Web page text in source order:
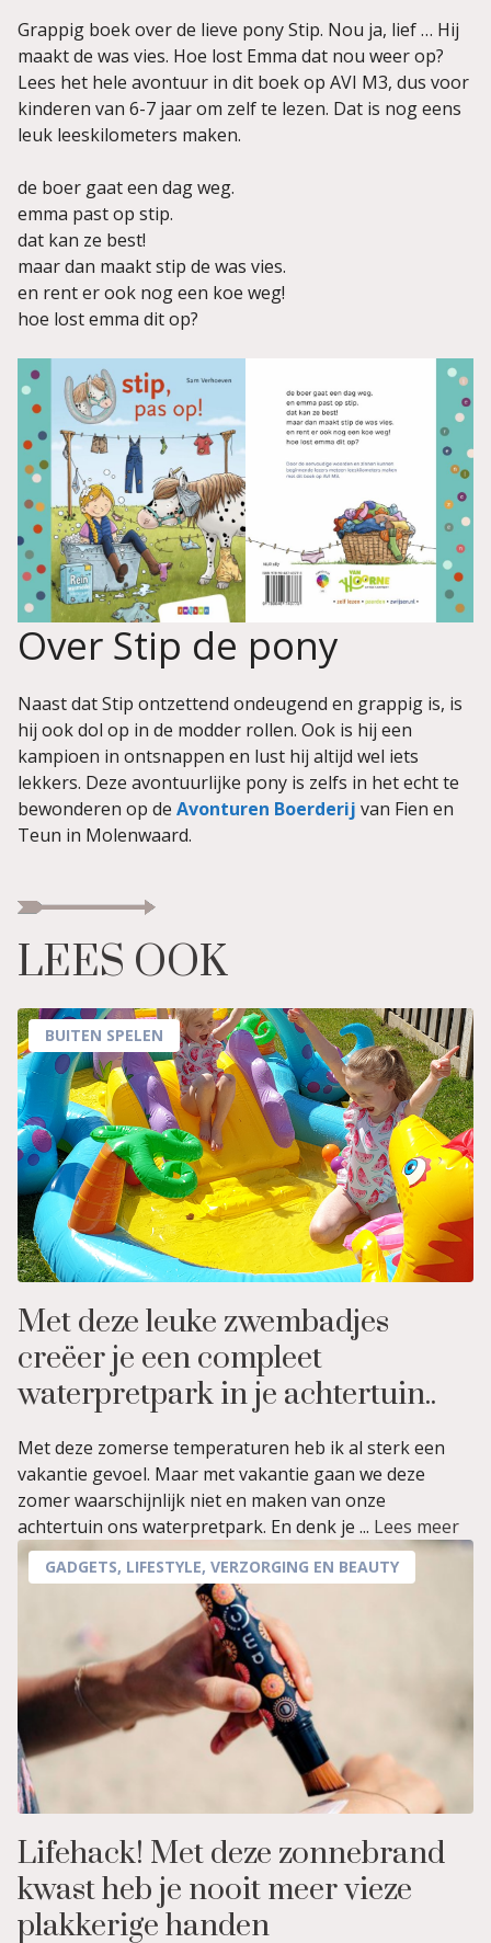
Grappig boek over de lieve pony Stip. Nou ja, lief … Hij
maakt de was vies. Hoe lost Emma dat nou weer op?
Lees het hele avontuur in dit boek op AVI M3, dus voor
kinderen van 6-7 jaar om zelf te lezen. Dat is nog eens
leuk leeskilometers maken.
de boer gaat een dag weg.
emma past op stip.
dat kan ze best!
maar dan maakt stip de was vies.
en rent er ook nog een koe weg!
hoe lost emma dit op?
Over Stip de pony
Naast dat Stip ontzettend ondeugend en grappig is, is
hij ook dol op in de modder rollen. Ook is hij een
kampioen in ontsnappen en lust hij altijd wel iets
lekkers. Deze avontuurlijke pony is zelfs in het echt te
bewonderen op de Avonturen Boerderij van Fien en
Teun in Molenwaard.
LEES OOK
BUITEN SPELEN
Met deze leuke zwembadjes
creëer je een compleet
waterpretpark in je achtertuin..
Met deze zomerse temperaturen heb ik al sterk een
vakantie gevoel. Maar met vakantie gaan we deze
zomer waarschijnlijk niet en maken van onze
achtertuin ons waterpretpark. En denk je ... Lees meer
GADGETS, LIFESTYLE, VERZORGING EN BEAUTY
Lifehack! Met deze zonnebrand
kwast heb je nooit meer vieze
plakkerige handen